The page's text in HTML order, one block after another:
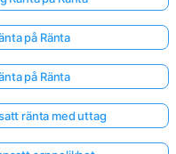
på Ränta
på Ränta
ränta med uttag